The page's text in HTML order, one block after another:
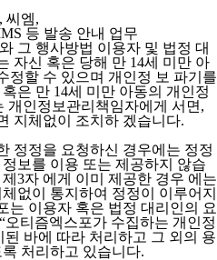
씨엠,
등 발송 안내 업무
그 행사방법 이용자 및 법정 대
자신 혹은 당해 만 14세 미만 아
정할 수 있으며 개인정 보 파기를
은 만 14세 미만 아동의 개인정
개인정보관리책임자에게 서면,
지체없이 조치하 겠습니다.
정정을 요청하신 경우에는 정정
보를 이용 또는 제공하지 않습
3자 에게 이미 제공한 경우 에는
없이 통지하여 정정이 이루어지
는 이용자 혹은 법정 대리인의 요
티즘엑스포가 수집하는 개인정
바에 따라 처리하고 그 외의 용
처리하고 있습니다.